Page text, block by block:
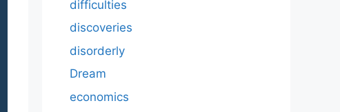
difficulties
discoveries
disorderly
Dream
economics